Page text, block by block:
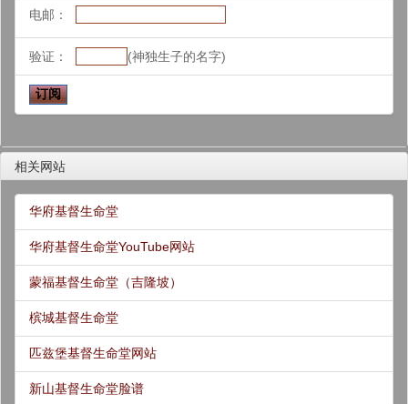
电邮：
验证： (神独生子的名字)
相关网站
华府基督生命堂
华府基督生命堂YouTube网站
蒙福基督生命堂（吉隆坡）
槟城基督生命堂
匹兹堡基督生命堂网站
新山基督生命堂脸谱